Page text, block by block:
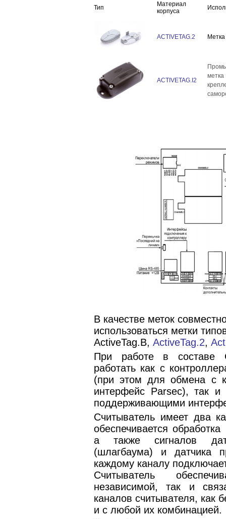
Тип
Материал
корпуса
ACTIVETAG.2 Метка
ACTIVETAG.I2
метка
В качестве меток
использоваться метки
ActiveTag.B, ActiveTag.2,
При работе в составе
работать как с
(при этом для обмена с
интерфейс Parsec), так и
поддерживающими
Считыватель имеет два
обеспечивается
а также сигналов
(шлагбаума) и датчика
каждому каналу
Считыватель
независимой, так и
каналов считывателя, как
и с любой их комбинацией.